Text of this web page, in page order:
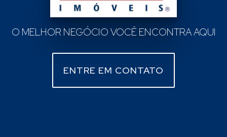
O MELHOR NEGÓCIO VOCÊ ENCONTRA AQUI
ENTRE EM CONTATO